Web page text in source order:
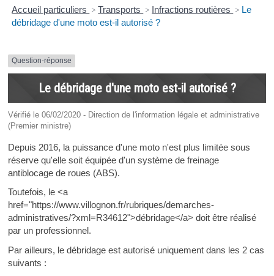
Accueil particuliers > Transports > Infractions routières > Le
débridage d'une moto est-il autorisé ?
Question-réponse
Le débridage d'une moto est-il autorisé ?
Vérifié le 06/02/2020 - Direction de l'information légale et administrative
(Premier ministre)
Depuis 2016, la puissance d'une moto n'est plus limitée sous
réserve qu'elle soit équipée d'un système de freinage
antiblocage de roues (ABS).
Toutefois, le <a
href="https://www.villognon.fr/rubriques/demarches-
administratives/?xml=R34612">débridage</a> doit être réalisé
par un professionnel.
Par ailleurs, le débridage est autorisé uniquement dans les 2 cas
suivants :